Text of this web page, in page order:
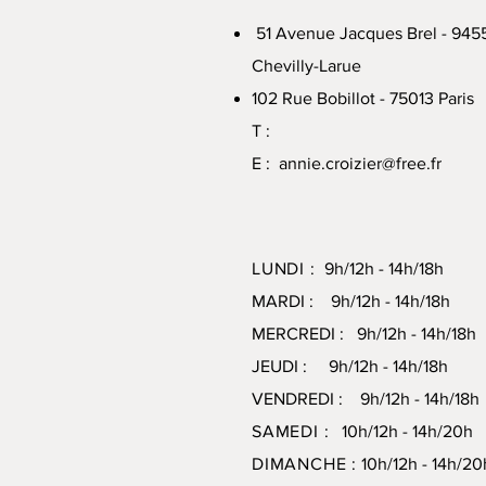
51 Avenue Jacques Brel -
Chevilly-Larue
102 Rue Bobillot - 75013 Paris
T :
E : annie.croizier@free.fr
LUNDI : 9h/12h - 14h/18h
MARDI : 9h/12h - 14h/18h
MERCREDI : 9h/12h - 14h/18h
JEUDI : 9h/12h - 14h/18h
VENDREDI : 9h/12h - 14h/18h
SAMEDI : 10h/12h - 14h/
DIMANCHE : 10h/12h - 14h/